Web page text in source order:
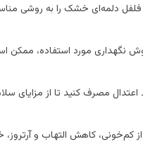
دلمه‌ای خشک را به روشی
نگهداری مورد استفاده، ممکن
مصرف کنید تا از مزایای
کم‌خونی، کاهش التهاب و